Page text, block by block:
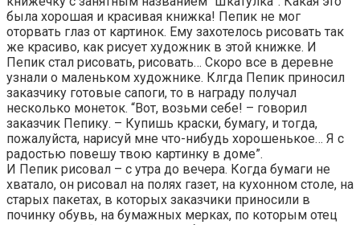
была хорошая и красивая книжка! Пепик не мог
оторвать глаз от картинок. Ему захотелось рисовать так
же красиво, как рисует художник в этой книжке. И
Пепик стал рисовать, рисовать… Скоро все в деревне
узнали о маленьком художнике. Клгда Пепик приносил
заказчику готовые сапоги, то в награду получал
несколько монеток. “Вот, возьми себе! – говорил
заказчик Пепику. – Купишь краски, бумагу, и тогда,
пожалуйста, нарисуй мне что-нибудь хорошенькое… Я с
радостью повешу твою картинку в доме”.
И Пепик рисовал – с утра до вечера. Когда бумаги не
хватало, он рисовал на полях газет, на кухонном столе, на
старых пакетах, в которых заказчики приносили в
починку обувь, на бумажных мерках, по которым отец